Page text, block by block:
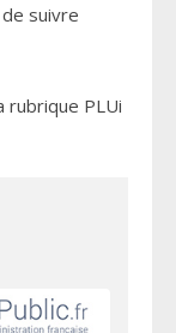
suivre
rubrique PLUi